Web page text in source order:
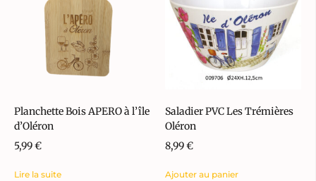
Planchette Bois APERO à l’île
d’Oléron
5,99€
Lire la suite
Saladier PVC Les Trémières
Oléron
8,99€
Ajouter au panier